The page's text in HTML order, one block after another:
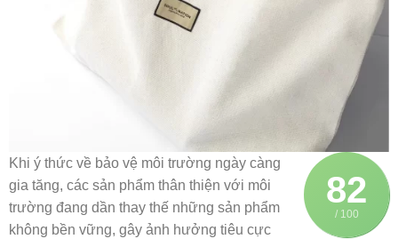
82
/ 100
Khi ý thức về bảo vệ môi trường ngày càng
gia tăng, các sản phẩm thân thiện với môi
trường đang dần thay thế những sản phẩm
không bền vững, gây ảnh hưởng tiêu cực